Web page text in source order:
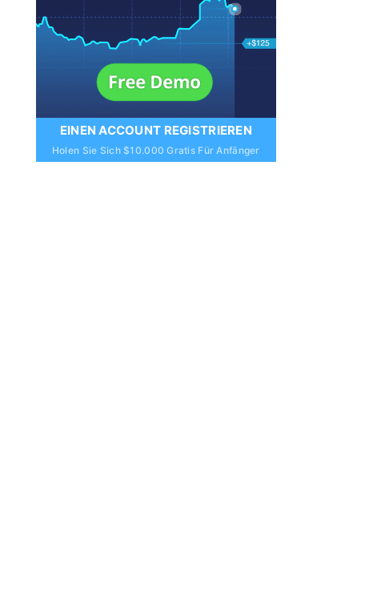
EINEN ACCOUNT REGISTRIEREN
Holen Sie Sich $10.000 Gratis Für Anfänger